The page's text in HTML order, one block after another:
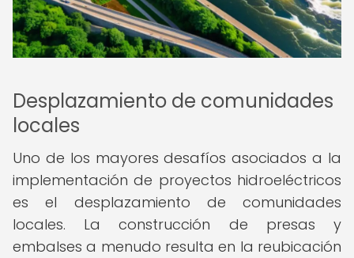
Desplazamiento de comunidades
locales
Uno de los mayores desafíos asociados a la
implementación de proyectos hidroeléctricos
es el desplazamiento de comunidades
locales. La construcción de presas y
embalses a menudo resulta en la reubicación